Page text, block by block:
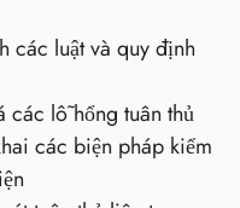
các luật và quy định
các lỗ hổng tuân thủ
các biện pháp kiểm